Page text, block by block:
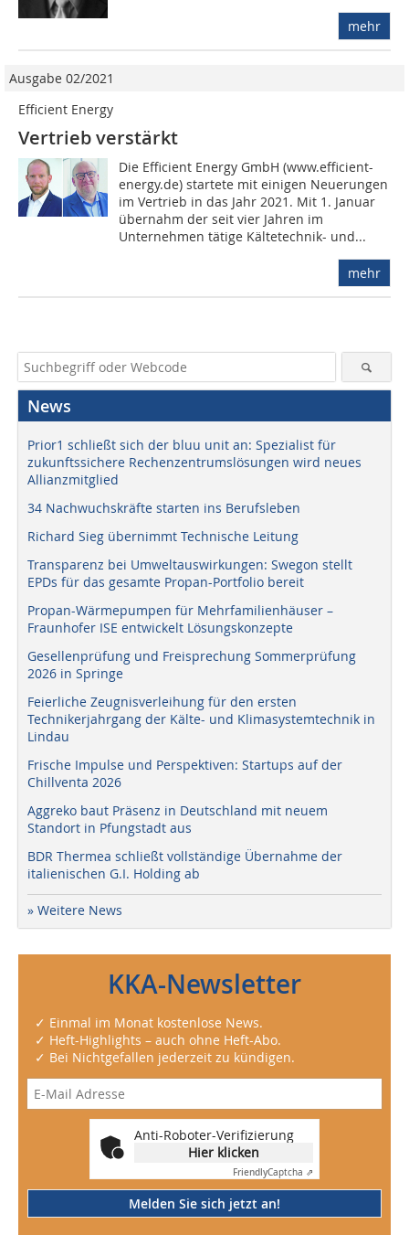
mehr
Ausgabe 02/2021
Efficient Energy
Vertrieb verstärkt
Die Efficient Energy GmbH (www.efficient-
energy.de) startete mit einigen Neuerungen
im Vertrieb in das Jahr 2021. Mit 1. Januar
übernahm der seit vier Jahren im
Unternehmen tätige Kältetechnik- und...
mehr
News
Prior1 schließt sich der bluu unit an: Spezialist für
zukunftssichere Rechenzentrumslösungen wird neues
Allianzmitglied
34 Nachwuchskräfte starten ins Berufsleben
Richard Sieg übernimmt Technische Leitung
Transparenz bei Umweltauswirkungen: Swegon stellt
EPDs für das gesamte Propan-Portfolio bereit
Propan-Wärmepumpen für Mehrfamilienhäuser –
Fraunhofer ISE entwickelt Lösungskonzepte
Gesellenprüfung und Freisprechung Sommerprüfung
2026 in Springe
Feierliche Zeugnisverleihung für den ersten
Technikerjahrgang der Kälte- und Klimasystemtechnik in
Lindau
Frische Impulse und Perspektiven: Startups auf der
Chillventa 2026
Aggreko baut Präsenz in Deutschland mit neuem
Standort in Pfungstadt aus
BDR Thermea schließt vollständige Übernahme der
italienischen G.I. Holding ab
» Weitere News
KKA-Newsletter
✓ Einmal im Monat kostenlose News.
✓ Heft-Highlights – auch ohne Heft-Abo.
✓ Bei Nichtgefallen jederzeit zu kündigen.
Anti-Roboter-Verifizierung
Hier klicken
FriendlyCaptcha ⇗
Melden Sie sich jetzt an!